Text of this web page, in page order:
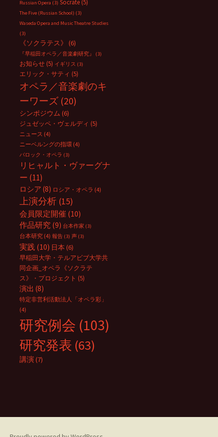
Russian Opera (3) Socrate (5)
The Five (Russian School) (3)
Waseda Opera and Music Theatre Studies
(3)
《ソクラテス》 (6)
『早稲田オペラ／音楽劇研究』 (3)
お知らせ (5) イギリス (3)
エリック・サティ (5)
オペラ／音楽劇のキ
ーワーズ (20)
シンポジウム (6)
ジュゼッペ・ヴェルディ (5)
ニュース (4)
ニーベルングの指環 (4)
バロック・オペラ (3)
リヒャルト・ヴァーグナ
ー (11)
ロシア (8) ロシア・オペラ (4)
上演分析 (15)
会員限定開催 (10)
作品研究 (9) 台本作家 (3)
台本研究 (4) 報告 (3) 声 (3)
実践 (10) 日本 (6)
早稲田大学・テルアビブ大学共
同企画_オペラ《ソクラテ
ス》・プロジェクト (5)
演出 (8)
特定非営利活動法人「オペラ彩」
(4)
研究例会 (103)
研究発表 (63)
講演(7)